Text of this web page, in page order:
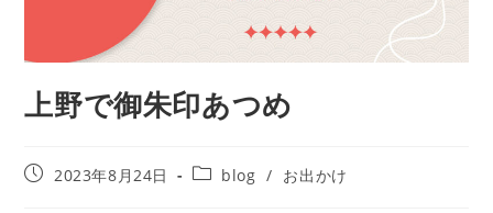
上野で御朱印あつめ
2023年8月24日 blog / お出かけ